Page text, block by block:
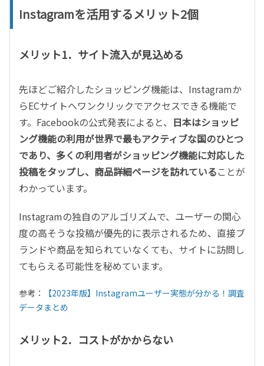
Instagramを活用するメリット2個
メリット1．サイト流入が見込める
先ほどご紹介したショッピング機能は、Instagramか
らECサイトへワンクリックでアクセスできる機能で
す。Facebookの公式発表によると、 日本はショッピ
ング機能の利用が世界で最もアクティブな国のひとつ
であり、多くの利用者がショッピング機能に対応した
投稿をタップし、商品詳細ページを訪れていることが
わかっています。
Instagramの独自のアルゴリズムで、ユーザーの関心
度の高そうな投稿が優先的に表示されるため、直接ブ
ランドや商品を知られていなくても、サイトに訪問し
てもらえる可能性を秘めています。
参考：
【2023年版】Instagramユーザー実態が分かる！調査
データまとめ
メリット2．コストがかからない